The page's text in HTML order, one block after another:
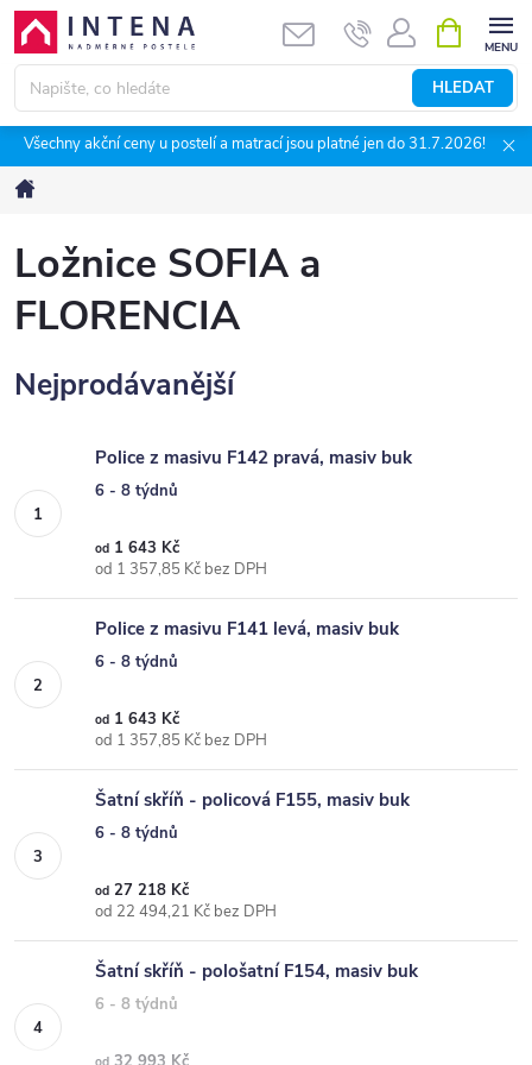
Přejít
obsah
HLEDAT
NÁKUPNÍ
KOŠÍK
Všechny akční ceny u postelí a matrací jsou platné jen do 31.7.2026!
Ložnice SOFIA a
FLORENCIA
Nejprodávanější
Police z masivu F142 pravá, masiv buk
6 - 8 týdnů
od 1 643 Kč
od 1 357,85 Kč bez DPH
Police z masivu F141 levá, masiv buk
6 - 8 týdnů
od 1 643 Kč
od 1 357,85 Kč bez DPH
Šatní skříň - policová F155, masiv buk
6 - 8 týdnů
od 27 218 Kč
od 22 494,21 Kč bez DPH
Šatní skříň - pološatní F154, masiv buk
6 - 8 týdnů